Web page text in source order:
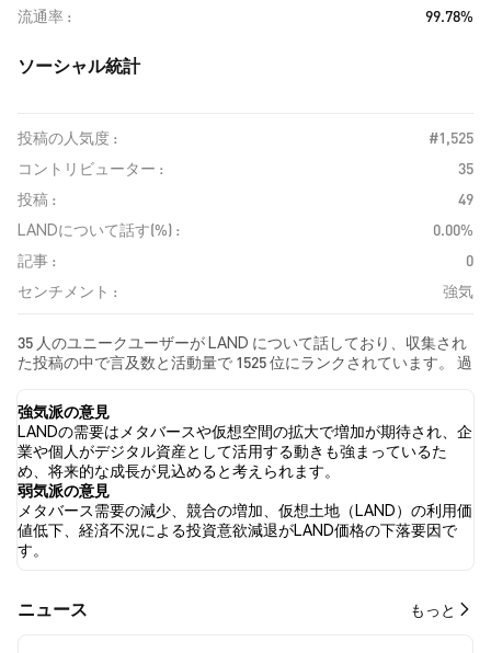
流通率
99.78%
ソーシャル統計
投稿の人気度 :
#1,525
コントリビューター :
35
投稿 :
49
LANDについて話す(%) :
0.00%
記事 :
0
センチメント :
強気
35 人のユニークユーザーが LAND について話しており、収集され
た投稿の中で言及数と活動量で 1525 位にランクされています。 過
情は 強気 でした。 最後に、LAND に関するニュース記事が 0 件公
開されました。 Twitterでは、26.32% のツイートが強気の感情を
示し、2.63% のツイートが弱気の感情を示しました。 71.05% のツ
イートは LAND に対して中立的でした。 これらの感情分析は 38 件
のツイートに基づいています。
強気派の意見
LANDの需要はメタバースや仮想空間の拡大で増加が期待され、企
業や個人がデジタル資産として活用する動きも強まっているた
め、将来的な成長が見込めると考えられます。
弱気派の意見
メタバース需要の減少、競合の増加、仮想土地（LAND）の利用価
値低下、経済不況による投資意欲減退がLAND価格の下落要因で
す。
​​ニュース​​ もっと